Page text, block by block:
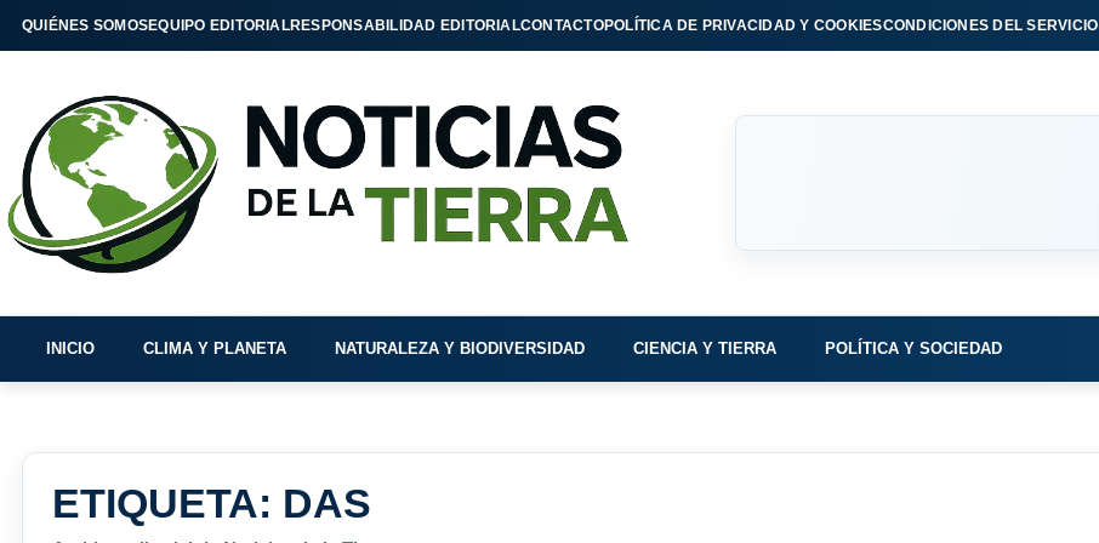
QUIÉNES SOMOSEQUIPO EDITORIALRESPONSABILIDAD EDITORIALCONTACTOPOLÍTICA DE PRIVACIDAD Y COOKIESCONDICIONES DEL SERVICIO
INICIO CLIMA Y PLANETA NATURALEZA Y BIODIVERSIDAD CIENCIA Y TIERRA POLÍTICA Y SOCIEDAD
ETIQUETA: DAS